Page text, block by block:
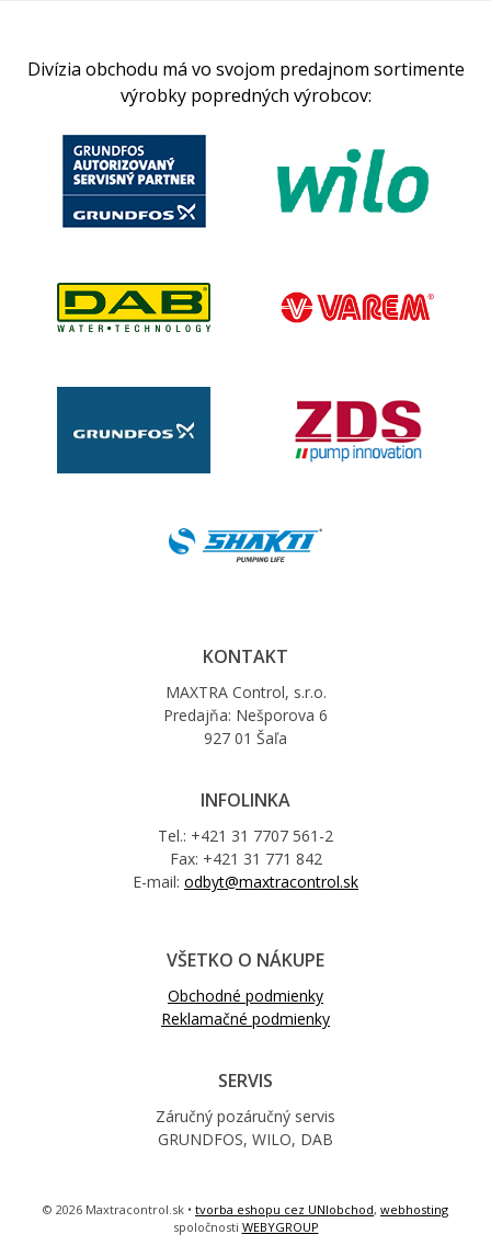
Divízia obchodu má vo svojom predajnom sortimente
výrobky popredných výrobcov:
KONTAKT
MAXTRA Control, s.r.o.
Predajňa: Nešporova 6
927 01 Šaľa
INFOLINKA
Tel.: +421 31 7707 561-2
Fax: +421 31 771 842
E-mail: odbyt@maxtracontrol.sk
VŠETKO O NÁKUPE
Obchodné podmienky
Reklamačné podmienky
SERVIS
Záručný pozáručný servis
GRUNDFOS, WILO, DAB
© 2026 Maxtracontrol.sk • tvorba eshopu cez UNIobchod, webhosting
spoločnosti WEBYGROUP